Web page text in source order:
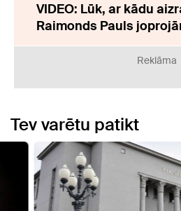
VIDEO: Lūk, ar kādu
Raimonds Pauls
Reklāma
Tev varētu patikt